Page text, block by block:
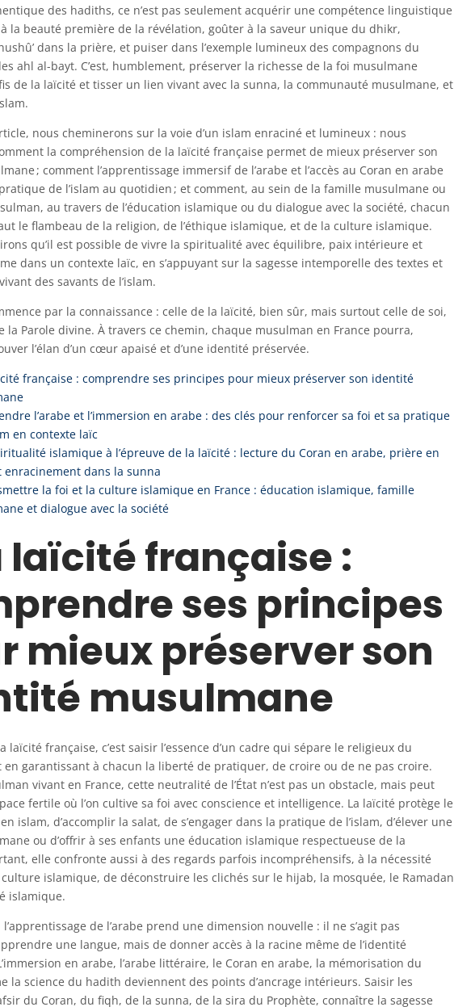
des hadiths, ce n’est pas seulement acquérir une compétence linguistique
à la beauté première de la révélation, goûter à la saveur unique du dhikr,
dans la prière, et puiser dans l’exemple lumineux des compagnons du
ahl al-bayt. C’est, humblement, préserver la richesse de la foi musulmane
de la laïcité et tisser un lien vivant avec la sunna, la communauté musulmane, et
nous cheminerons sur la voie d’un islam enraciné et lumineux : nous
la compréhension de la laïcité française permet de mieux préserver son
; comment l’apprentissage immersif de l’arabe et l’accès au Coran en arabe
de l’islam au quotidien ; et comment, au sein de la famille musulmane ou
au travers de l’éducation islamique ou du dialogue avec la société, chacun
le flambeau de la religion, de l’éthique islamique, et de la culture islamique.
qu’il est possible de vivre la spiritualité avec équilibre, paix intérieure et
dans un contexte laïc, en s’appuyant sur la sagesse intemporelle des textes et
des savants de l’islam.
par la connaissance : celle de la laïcité, bien sûr, mais surtout celle de soi,
la Parole divine. À travers ce chemin, chaque musulman en France pourra,
l’élan d’un cœur apaisé et d’une identité préservée.
française : comprendre ses principes pour mieux préserver son identité
l’arabe et l’immersion en arabe : des clés pour renforcer sa foi et sa pratique
en contexte laïc
islamique à l’épreuve de la laïcité : lecture du Coran en arabe, prière en
enracinement dans la sunna
la foi et la culture islamique en France : éducation islamique, famille
et dialogue avec la société
laïcité française :
ses principes
mieux préserver son
musulmane
laïcité française, c’est saisir l’essence d’un cadre qui sépare le religieux du
garantissant à chacun la liberté de pratiquer, de croire ou de ne pas croire.
vivant en France, cette neutralité de l’État n’est pas un obstacle, mais peut
fertile où l’on cultive sa foi avec conscience et intelligence. La laïcité protège le
islam, d’accomplir la salat, de s’engager dans la pratique de l’islam, d’élever une
ou d’offrir à ses enfants une éducation islamique respectueuse de la
elle confronte aussi à des regards parfois incompréhensifs, à la nécessité
culture islamique, de déconstruire les clichés sur le hijab, la mosquée, le Ramadan
islamique.
l’apprentissage de l’arabe prend une dimension nouvelle : il ne s’agit pas
une langue, mais de donner accès à la racine même de l’identité
en arabe, l’arabe littéraire, le Coran en arabe, la mémorisation du
la science du hadith deviennent des points d’ancrage intérieurs. Saisir les
du Coran, du fiqh, de la sunna, de la sira du Prophète, connaître la sagesse